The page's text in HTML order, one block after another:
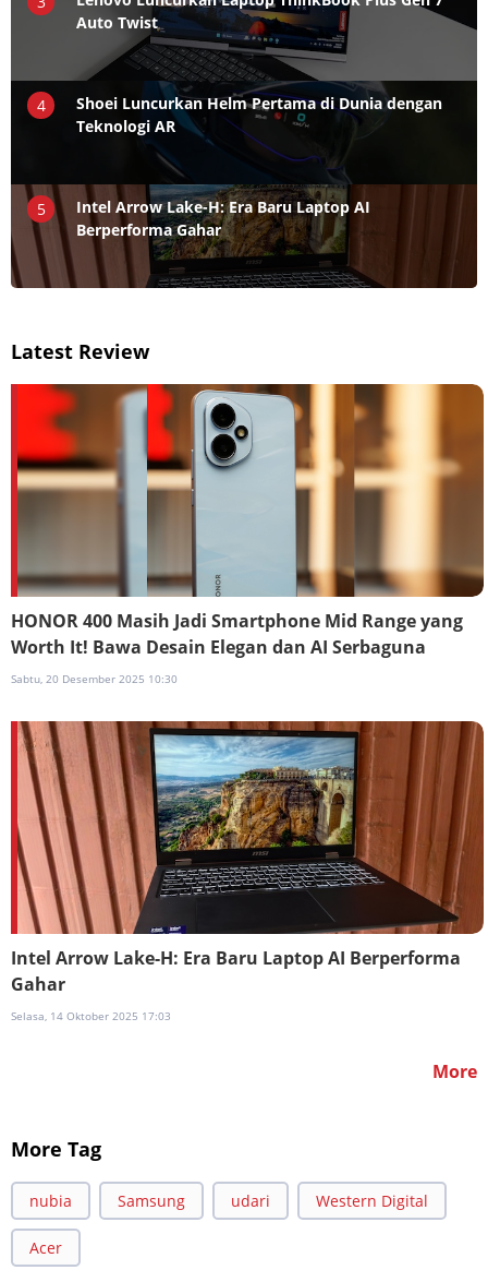
Auto Twist
4
Shoei Luncurkan Helm Pertama di Dunia dengan
Teknologi AR
5
Intel Arrow Lake-H: Era Baru Laptop AI
Berperforma Gahar
Latest Review
HONOR 400 Masih Jadi Smartphone Mid Range yang
Worth It! Bawa Desain Elegan dan AI Serbaguna
Sabtu, 20 Desember 2025 10:30
Intel Arrow Lake-H: Era Baru Laptop AI Berperforma
Gahar
Selasa, 14 Oktober 2025 17:03
More
More Tag
nubia Samsung udari Western Digital
Acer